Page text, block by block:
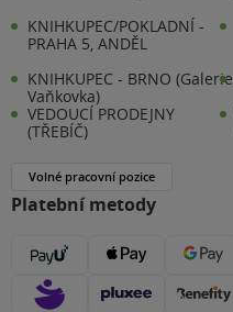
KNIHKUPEC/POKLADNÍ -
PRAHA 5, ANDĚL
KNIHKUPEC - BRNO (Galerie
Vaňkovka)
VEDOUCÍ PRODEJNY
(TŘEBÍČ)
Volné pracovní pozice
Platební metody